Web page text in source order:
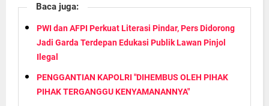
Baca juga:
PWI dan AFPI Perkuat Literasi Pindar, Pers Didorong
Jadi Garda Terdepan Edukasi Publik Lawan Pinjol
Ilegal
PENGGANTIAN KAPOLRI "DIHEMBUS OLEH PIHAK
PIHAK TERGANGGU KENYAMANANNYA"